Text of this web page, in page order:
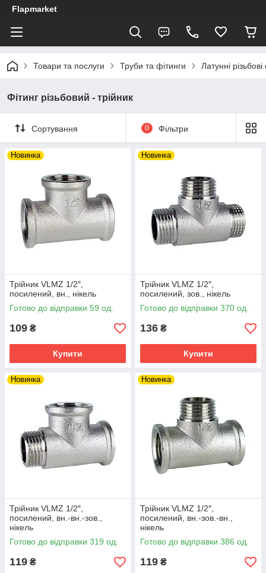
Flapmarket
Товари та послуги Труби та фітинги Латунні
Фітинг різьбовий - трійник
Сортування 0 Фільтри
Новинка
Трійник VLMZ 1/2″,
посилений, вн., нікель
Готово до відправки 59 од.
109 ₴
Купити
Новинка
Трійник VLMZ 1/2″,
посилений, зов., нікель
Готово до відправки 370 од.
136 ₴
Купити
Новинка
Трійник VLMZ 1/2″,
посилений, вн.-вн.-зов.,
нікель
Готово до відправки 319 од.
119 ₴
Новинка
Трійник VLMZ 1/2″,
посилений, вн.-зов.-вн.,
нікель
Готово до відправки 386 од.
119 ₴